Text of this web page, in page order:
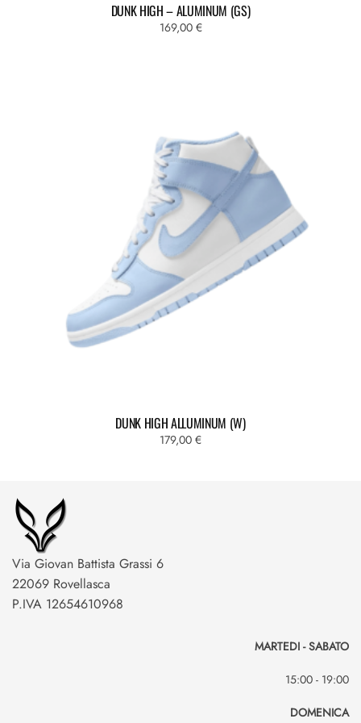
DUNK HIGH – ALUMINUM (GS)
169,00 €
DUNK HIGH ALLUMINUM (W)
179,00 €
Via Giovan Battista Grassi 6
22069 Rovellasca
P.IVA 12654610968
MARTEDI - SABATO
15:00 - 19:00
DOMENICA